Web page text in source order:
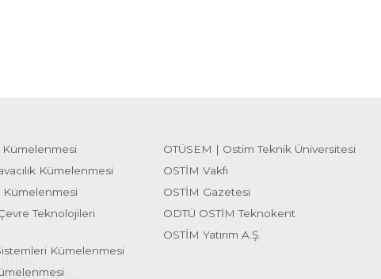
Kümelenmesi
Kümelenmesi
Kümelenmesi
Teknolojileri
Kümelenmesi
OTÜSEM | Ostim Teknik Üniversitesi
OSTİM Vakfı
OSTİM Gazetesi
ODTÜ OSTİM Teknokent
OSTİM Yatırım A.Ş.